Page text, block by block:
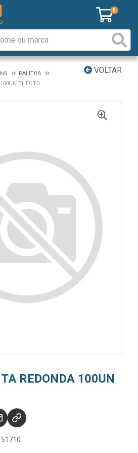
0
VOLTAR
PALITOS
THEOTO
REDONDA 100UN